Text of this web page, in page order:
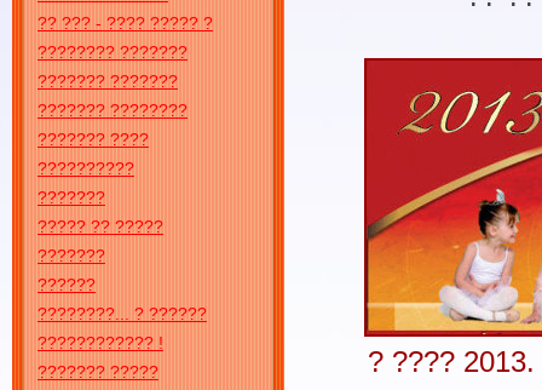
?? ??? - ???? ????? ?
???????? ???????
??????? ???????
??????? ????????
??????? ????
??????????
???????
????? ?? ?????
???????
??????
????????... ? ??????
???????????? !
??????? ?????
? ????